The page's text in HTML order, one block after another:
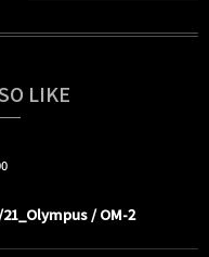
LIKE
21_Olympus / OM-2